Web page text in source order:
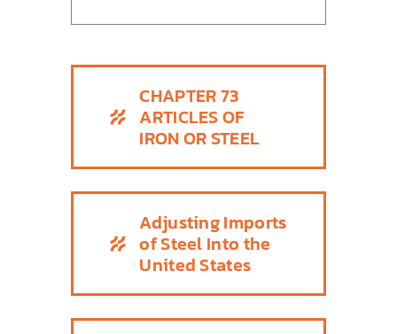
CHAPTER 73
ARTICLES OF
IRON OR STEEL
Adjusting Imports
of Steel Into the
United States